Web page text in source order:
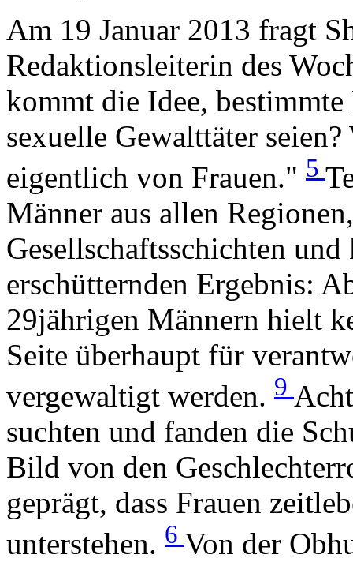
Am 19 Januar 2013 fragt
Redaktionsleiterin des
kommt die Idee,
sexuelle Gewalttäter
eigentlich von Frauen." 5
Männer aus allen
Gesellschaftsschichten
erschütternden Ergebnis:
29jährigen Männern hielt
Seite überhaupt für
vergewaltigt werden. 9
suchten und fanden die
Bild von den
geprägt, dass Frauen
unterstehen. 6 Von der